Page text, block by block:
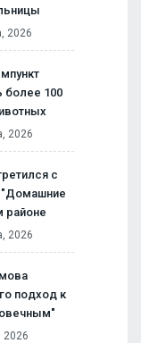
2026
100
2026
с
"Домашние
районе
2026
подход к
2026